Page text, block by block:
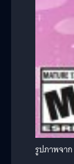
รูปภาพจาก